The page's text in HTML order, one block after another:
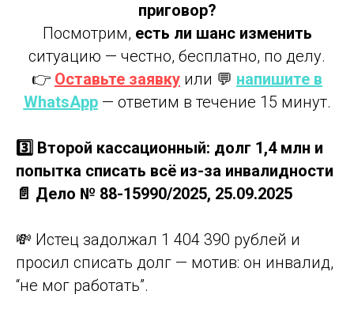
приговор?
Посмотрим, есть ли шанс изменить
ситуацию — честно, бесплатно, по делу.
👉 Оставьте заявку или 💬 напишите в
WhatsApp— ответим в течение 15 минут.
3️⃣ Второй кассационный: долг 1,4 млн и
попытка списать всё из-за инвалидности
📄 Дело № 88-15990/2025, 25.09.2025
💸 Истец задолжал 1 404 390 рублей и
просил списать долг — мотив: он инвалид,
“не мог работать”.